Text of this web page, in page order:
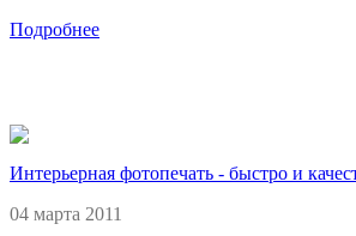
Подробнее
Интерьерная фотопечать - быстро и
04 марта 2011